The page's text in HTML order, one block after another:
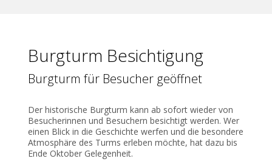
Burgturm Besichtigung
Burgturm für Besucher geöffnet
Der historische Burgturm kann ab sofort wieder von
Besucherinnen und Besuchern besichtigt werden. Wer
einen Blick in die Geschichte werfen und die besondere
Atmosphäre des Turms erleben möchte, hat dazu bis
Ende Oktober Gelegenheit.